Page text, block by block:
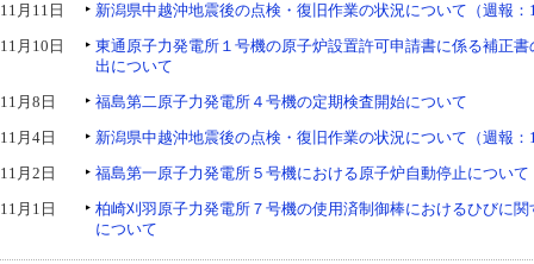
11月11日
新潟県中越沖地震後の点検・復旧作業の状況について（週報：
11月10日
東通原子力発電所１号機の原子炉設置許可申請書に係る補正
出について
11月8日
福島第二原子力発電所４号機の定期検査開始について
11月4日
新潟県中越沖地震後の点検・復旧作業の状況について（週報：
11月2日
福島第一原子力発電所５号機における原子炉自動停止について
11月1日
柏崎刈羽原子力発電所７号機の使用済制御棒におけるひびに
について